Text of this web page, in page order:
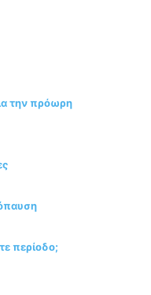
την πρόωρη
περίοδο;